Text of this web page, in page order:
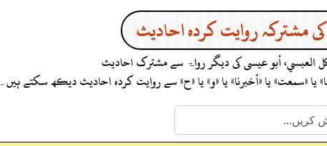
مشترکہ روایت کردہ احادیث
العبسي، أبو عيسىکی دیگر رواۃ سے مشترک احادیث
«سمعت» یا «أخبرنا» یا «و» یا «ح» سے روایت کردہ احادیث دیکھ سکتے ہیں۔